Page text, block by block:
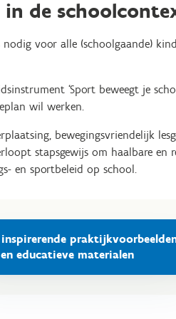
in de
voor alle (schoolgaande)
‘Sport beweegt je
wil werken.
bewegingsvriendelijk
stapsgewijs om haalbare en
en sportbeleid op school.
educatieve materialen